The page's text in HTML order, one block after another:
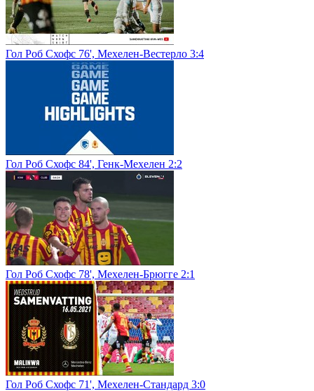
Гол Роб Схофс 76', Мехелен-Вестерло 3:4
Гол Роб Схофс 84', Генк-Мехелен 2:2
Гол Роб Схофс 78', Мехелен-Брюгге 2:1
Гол Роб Схофс 71', Мехелен-Стандард 3:0